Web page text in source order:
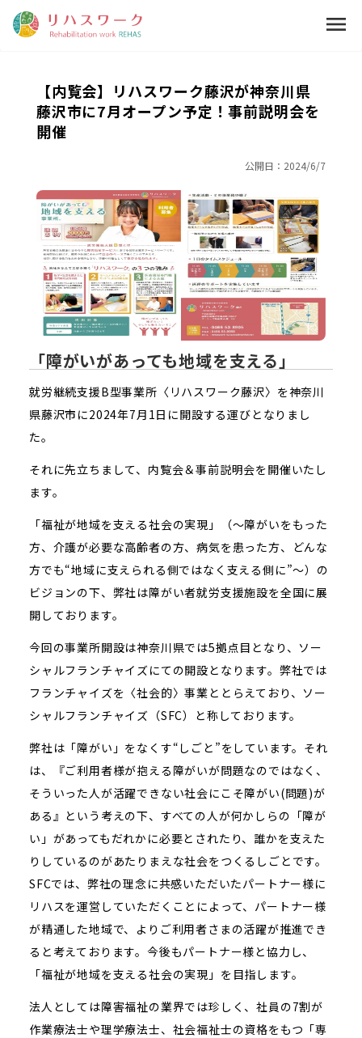
menu
【内覧会】リハスワーク藤沢が神奈川県
藤沢市に7月オープン予定！事前説明会を
開催
公開日： 2024/6/7
「障がいがあっても地域を支える」
就労継続支援B型事業所〈リハスワーク藤沢〉を神奈川
県藤沢市に2024年7月1日に開設する運びとなりまし
た。
それに先立ちまして、内覧会＆事前説明会を開催いたし
ます。
「福祉が地域を支える社会の実現」（～障がいをもった
方、介護が必要な高齢者の方、病気を患った方、どんな
方でも“地域に支えられる側ではなく支える側に”～）の
ビジョンの下、弊社は障がい者就労支援施設を全国に展
開しております。
今回の事業所開設は神奈川県では5拠点目となり、ソー
シャルフランチャイズにての開設となります。弊社では
フランチャイズを〈社会的〉事業ととらえており、ソー
シャルフランチャイズ（SFC）と称しております。
弊社は「障がい」をなくす“しごと”をしています。それ
は、『ご利用者様が抱える障がいが問題なのではなく、
そういった人が活躍できない社会にこそ障がい(問題)が
ある』という考えの下、すべての人が何かしらの「障が
い」があってもだれかに必要とされたり、誰かを支えた
りしているのがあたりまえな社会をつくるしごとです。
SFCでは、弊社の理念に共感いただいたパートナー様に
リハスを運営していただくことによって、パートナー様
が精通した地域で、よりご利用者さまの活躍が推進でき
ると考えております。今後もパートナー様と協力し、
「福祉が地域を支える社会の実現」を目指します。
法人としては障害福祉の業界では珍しく、社員の7割が
作業療法士や理学療法士、社会福祉士の資格をもつ「専